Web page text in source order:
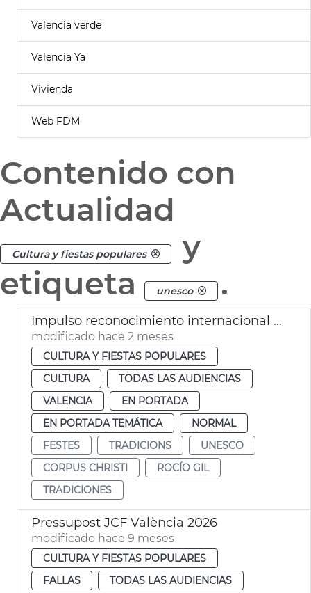
Valencia verde
Valencia Ya
Vivienda
Web FDM
Contenido con
Actualidad
Cultura y fiestas populares
y
etiqueta
unesco .
Impulso reconocimiento internacional Corpus Christi València
modificado hace 2 meses
CULTURA Y FIESTAS POPULARES
CULTURA
TODAS LAS AUDIENCIAS
VALENCIA
EN PORTADA
EN PORTADA TEMÁTICA
NORMAL
FESTES
TRADICIONS
UNESCO
CORPUS CHRISTI
ROCÍO GIL
TRADICIONES
Pressupost JCF València 2026
modificado hace 9 meses
CULTURA Y FIESTAS POPULARES
FALLAS
TODAS LAS AUDIENCIAS